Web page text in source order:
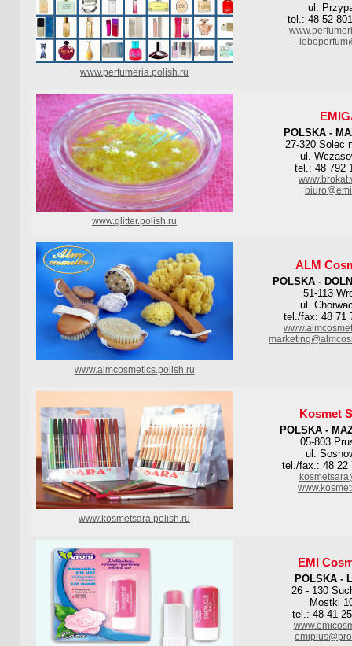
ul.
tel.: 48 52
www.perfumeria.polish.ru
POLSKA -
27-320 Solec
ul.
tel.: 48 792
www.glitter.polish.ru
ALM
POLSKA -
51-113
ul.
tel./fax: 48 71
www.almcosmetics.polish.ru
Kosmet
POLSKA -
05-803
ul.
tel./fax.: 48 22
www.kosmetsara.polish.ru
EMI
POLSKA -
26 - 130
Mostki
tel.: 48 41